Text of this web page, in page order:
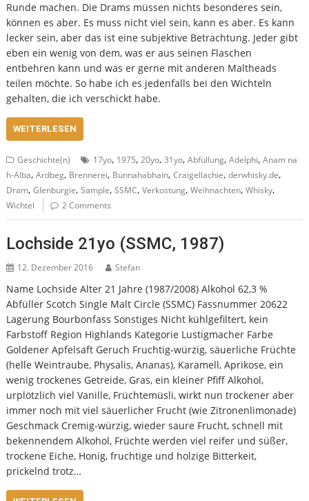
Runde machen. Die Drams müssen nichts besonderes sein,
können es aber. Es muss nicht viel sein, kann es aber. Es kann
lecker sein, aber das ist eine subjektive Betrachtung. Jeder gibt
eben ein wenig von dem, was er aus seinen Flaschen
entbehren kann und was er gerne mit anderen Maltheads
teilen möchte. So habe ich es jedenfalls bei den Wichteln
gehalten, die ich verschickt habe.
WEITERLESEN
Geschichte(n) 17yo, 1975,20yo,31yo,Abfüllung,Adelphi,Anam na
h-Alba,Ardbeg, Brennerei, Bunnahabhain,Craigellachie,derwhisky.de,
Dram,Glenburgie,Sample,SSMC,Verkostung,Weihnachten,Whisky,
Wichtel 2 Comments
Lochside 21yo (SSMC, 1987)
12. Dezember 2016 Stefan
Name Lochside Alter 21 Jahre (1987/2008) Alkohol 62,3 %
Abfüller Scotch Single Malt Circle (SSMC) Fassnummer 20622
Lagerung Bourbonfass Sonstiges Nicht kühlgefiltert, kein
Farbstoff Region Highlands Kategorie Lustigmacher Farbe
Goldener Apfelsaft Geruch Fruchtig-würzig, säuerliche Früchte
(helle Weintraube, Physalis, Ananas), Karamell, Aprikose, ein
wenig trockenes Getreide, Gras, ein kleiner Pfiff Alkohol,
urplötzlich viel Vanille, Früchtemüsli, wirkt nun trockener aber
immer noch mit viel säuerlicher Frucht (wie Zitronenlimonade)
Geschmack Cremig-würzig, wieder saure Frucht, schnell mit
bekennendem Alkohol, Früchte werden viel reifer und süßer,
trockene Eiche, Honig, fruchtige und holzige Bitterkeit,
prickelnd trotz…